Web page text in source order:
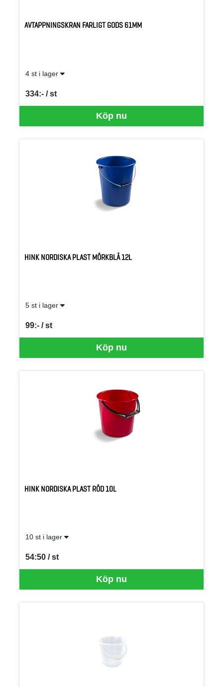
AVTAPPNINGSKRAN FARLIGT GODS 61MM
4 st i lager
Köp nu
334:- / st
SEK per ST
HINK NORDISKA PLAST MÖRKBLÅ 12L
5 st i lager
Köp nu
99:- / st
SEK per ST
HINK NORDISKA PLAST RÖD 10L
10 st i lager
Köp nu
54:50 / st
SEK per ST